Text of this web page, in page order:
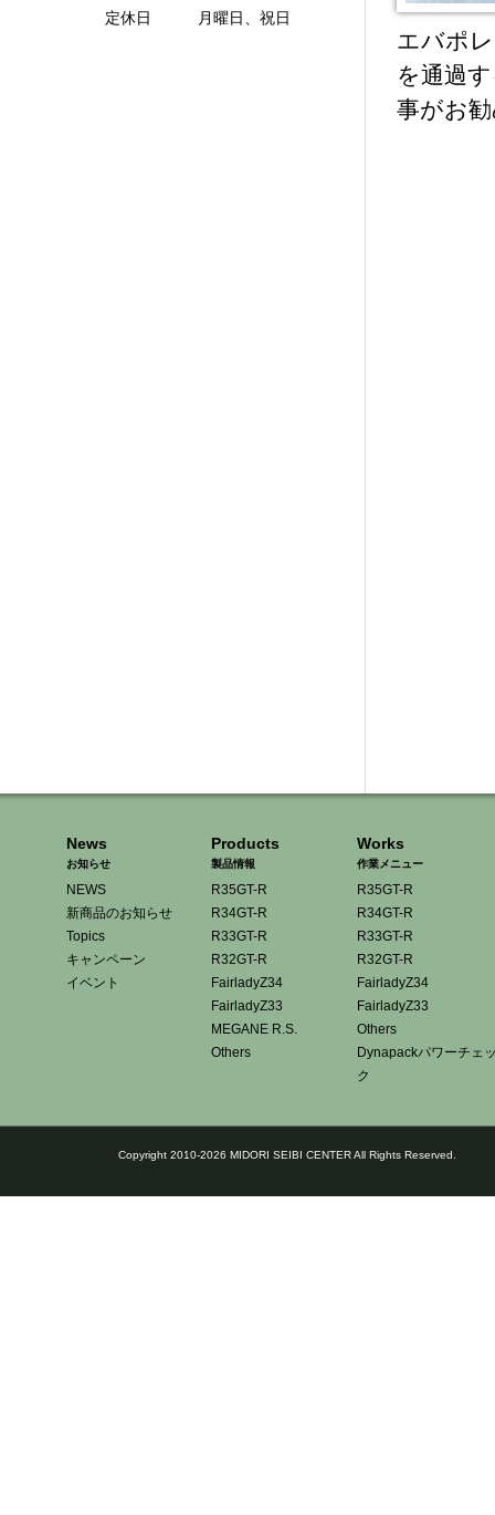
エバポ
を通過
事がお
定休日 月曜日、祝日
News
お知らせ
NEWS
新商品のお知らせ
Topics
キャンペーン
イベント
Products
製品情報
R35GT-R
R34GT-R
R33GT-R
R32GT-R
FairladyZ34
FairladyZ33
MEGANE R.S.
Others
Works
作業メニュー
R35GT-R
R34GT-R
R33GT-R
R32GT-R
FairladyZ34
FairladyZ33
Others
Dynapackパワーチェ
ク
Copyright 2010-2026 MIDORI SEIBI CENTER All Rights Reserved.